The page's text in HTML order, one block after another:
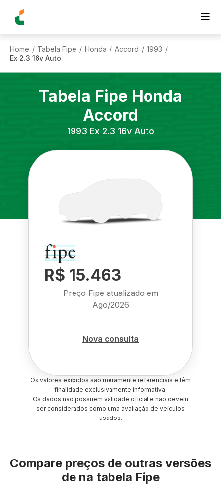
Home / Tabela Fipe / Honda / Accord / 1993 /
Ex 2.3 16v Auto
Tabela Fipe Honda
Accord
1993 Ex 2.3 16v Auto
R$ 15.463
Preço Fipe atualizado em
Ago/2026
Nova consulta
Os valores exibidos são meramente referenciais e têm
finalidade exclusivamente informativa.
Os dados não possuem validade oficial e não devem
ser considerados como uma avaliação de veículos
usados.
Compare preços de outras versões
de na tabela Fipe